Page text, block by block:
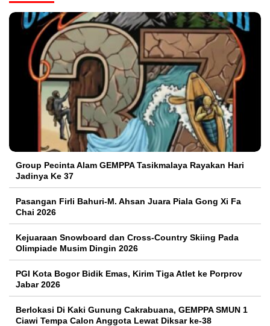
Group Pecinta Alam GEMPPA Tasikmalaya Rayakan Hari
Jadinya Ke 37
Pasangan Firli Bahuri-M. Ahsan Juara Piala Gong Xi Fa
Chai 2026
Kejuaraan Snowboard dan Cross-Country Skiing Pada
Olimpiade Musim Dingin 2026
PGI Kota Bogor Bidik Emas, Kirim Tiga Atlet ke Porprov
Jabar 2026
Berlokasi Di Kaki Gunung Cakrabuana, GEMPPA SMUN 1
Ciawi Tempa Calon Anggota Lewat Diksar ke-38